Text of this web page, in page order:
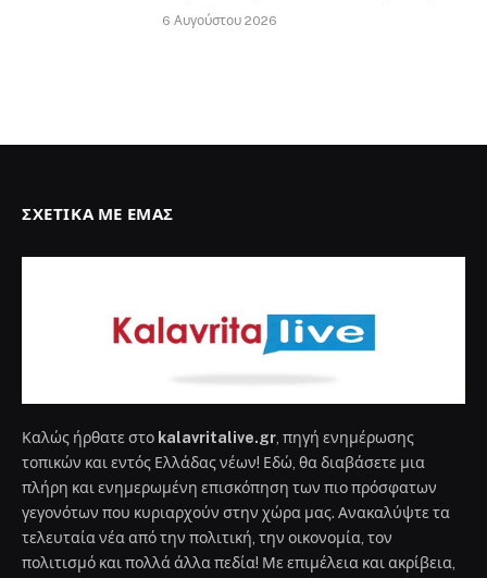
6 Αυγούστου 2026
ΣΧΕΤΙΚΆ ΜΕ ΕΜΆΣ
Καλώς ήρθατε στο kalavritalive.gr, πηγή ενημέρωσης
τοπικών και εντός Ελλάδας νέων! Εδώ, θα διαβάσετε μια
πλήρη και ενημερωμένη επισκόπηση των πιο πρόσφατων
γεγονότων που κυριαρχούν στην χώρα μας. Ανακαλύψτε τα
τελευταία νέα από την πολιτική, την οικονομία, τον
πολιτισμό και πολλά άλλα πεδία! Με επιμέλεια και ακρίβεια,